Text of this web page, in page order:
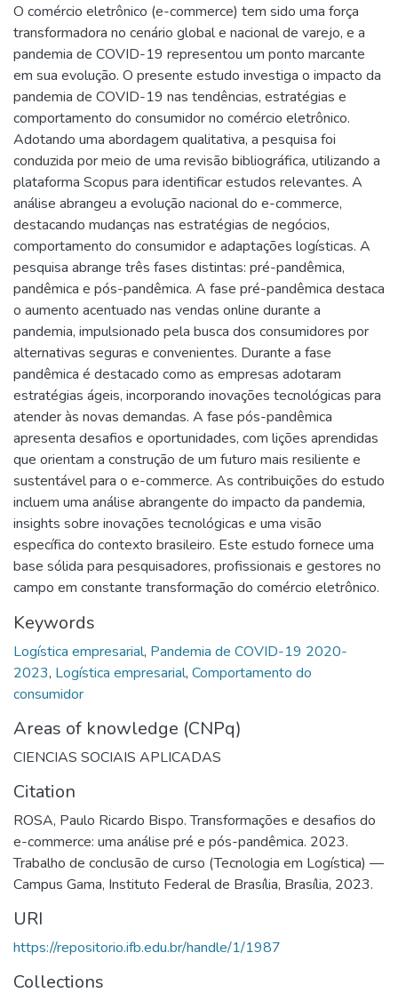
O comércio eletrônico (e-commerce) tem sido uma força
transformadora no cenário global e nacional de varejo, e a
pandemia de COVID-19 representou um ponto marcante
em sua evolução. O presente estudo investiga o impacto da
pandemia de COVID-19 nas tendências, estratégias e
comportamento do consumidor no comércio eletrônico.
Adotando uma abordagem qualitativa, a pesquisa foi
conduzida por meio de uma revisão bibliográfica, utilizando a
plataforma Scopus para identificar estudos relevantes. A
análise abrangeu a evolução nacional do e-commerce,
destacando mudanças nas estratégias de negócios,
comportamento do consumidor e adaptações logísticas. A
pesquisa abrange três fases distintas: pré-pandêmica,
pandêmica e pós-pandêmica. A fase pré-pandêmica destaca
o aumento acentuado nas vendas online durante a
pandemia, impulsionado pela busca dos consumidores por
alternativas seguras e convenientes. Durante a fase
pandêmica é destacado como as empresas adotaram
estratégias ágeis, incorporando inovações tecnológicas para
atender às novas demandas. A fase pós-pandêmica
apresenta desafios e oportunidades, com lições aprendidas
que orientam a construção de um futuro mais resiliente e
sustentável para o e-commerce. As contribuições do estudo
incluem uma análise abrangente do impacto da pandemia,
insights sobre inovações tecnológicas e uma visão
específica do contexto brasileiro. Este estudo fornece uma
base sólida para pesquisadores, profissionais e gestores no
campo em constante transformação do comércio eletrônico.
Keywords
Logística empresarial, Pandemia de COVID-19 2020-
2023, Logística empresarial, Comportamento do
consumidor
Areas of knowledge (CNPq)
CIENCIAS SOCIAIS APLICADAS
Citation
ROSA, Paulo Ricardo Bispo. Transformações e desafios do
e-commerce: uma análise pré e pós-pandêmica. 2023.
Trabalho de conclusão de curso (Tecnologia em Logística) —
Campus Gama, Instituto Federal de Brasília, Brasília, 2023.
URI
https://repositorio.ifb.edu.br/handle/1/1987
Collections